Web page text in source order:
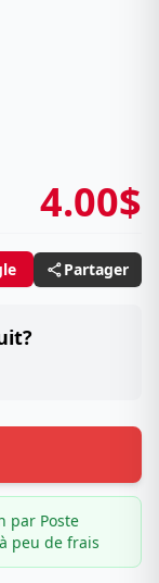
4.00$
Partager
par Poste
peu de frais